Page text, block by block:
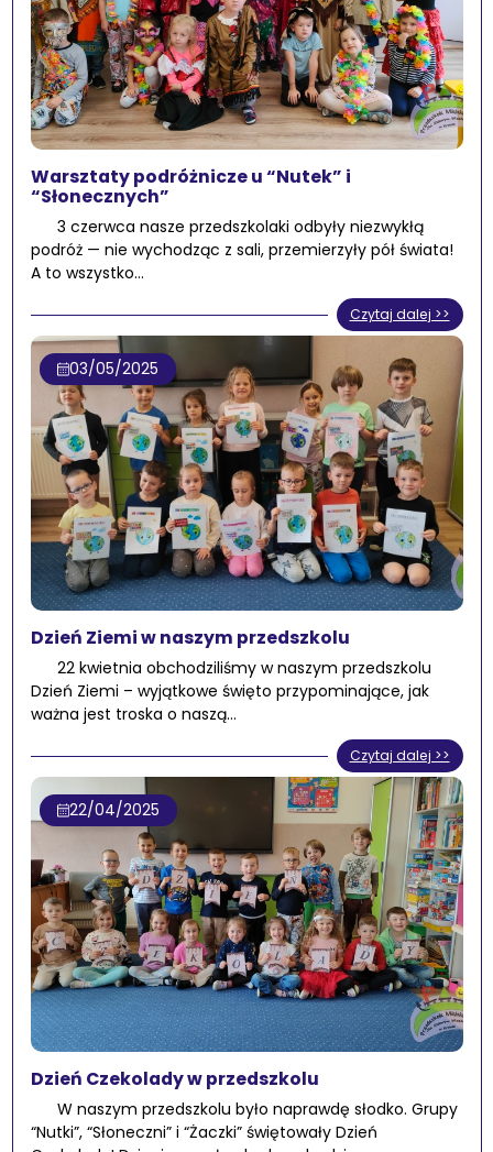
Warsztaty podróżnicze u “Nutek” i
“Słonecznych”
3 czerwca nasze przedszkolaki odbyły niezwykłą
podróż — nie wychodząc z sali, przemierzyły pół świata!
A to wszystko…
Czytaj dalej >>
03/05/2025
Dzień Ziemi w naszym przedszkolu
22 kwietnia obchodziliśmy w naszym przedszkolu
Dzień Ziemi – wyjątkowe święto przypominające, jak
ważna jest troska o naszą…
Czytaj dalej >>
22/04/2025
Dzień Czekolady w przedszkolu
W naszym przedszkolu było naprawdę słodko. Grupy
“Nutki”, “Słoneczni” i “Żaczki” świętowały Dzień